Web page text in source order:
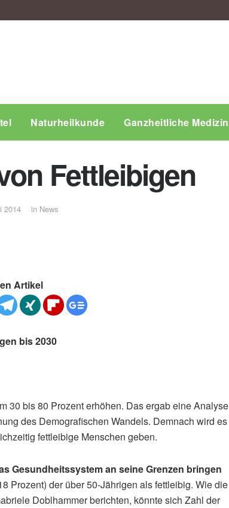
Naturheilkunde Ganzheitliche Medizin
Fettleibigen
2014 in News
Artikel
bis 2030
30 bis 80 Prozent erhöhen. Das ergab eine Analyse
des Demografischen Wandels. Demnach wird es
fettleibige Menschen geben.
Gesundheitssystem an seine Grenzen bringen
Prozent) der über 50-Jährigen als fettleibig. Wie die
Doblhammer berichten, könnte sich Zahl der